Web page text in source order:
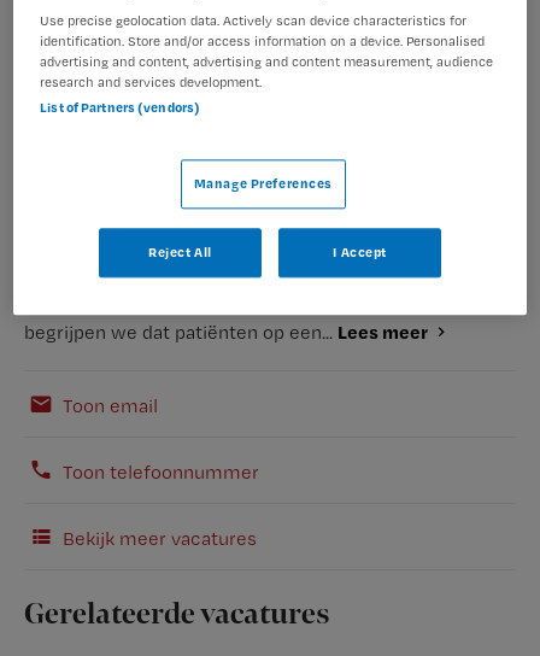
Deze vacature High Care Neonatologieverpleegkundige
bij HagaZiekenhuis is niet meer actueel. Hieronder staan
enkele vergelijkbare vacatures die voor u wellicht
interessant zijn.
Kies je voor het HagaZiekenhuis? Dan kies je voor een
begrijpen we dat patiënten op een... Lees meer
Toon email
Toon telefoonnummer
Bekijk meer vacatures
Gerelateerde vacatures
Use precise geolocation data. Actively scan device characteristics for
identification. Store and/or access information on a device. Personalised
advertising and content, advertising and content measurement, audience
research and services development.
List of Partners (vendors)
Manage Preferences
Reject All I Accept